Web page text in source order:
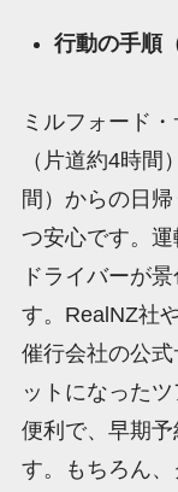
行動の手順
ミルフォード
（片道約4時
間）からの日
つ安心です。
ドライバーが
す。RealNZ社
催行会社の公
ットになった
便利で、早期
す。もちろん